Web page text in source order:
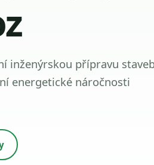
inženýrskou přípravu
energetické náročnosti